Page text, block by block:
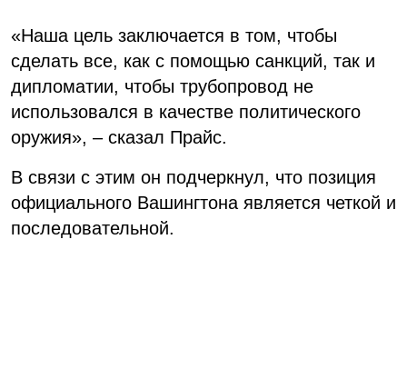
«Наша цель заключается в том, чтобы
сделать все, как с помощью санкций, так и
дипломатии, чтобы трубопровод не
использовался в качестве политического
оружия», – сказал Прайс.
В связи с этим он подчеркнул, что позиция
официального Вашингтона является четкой и
последовательной.